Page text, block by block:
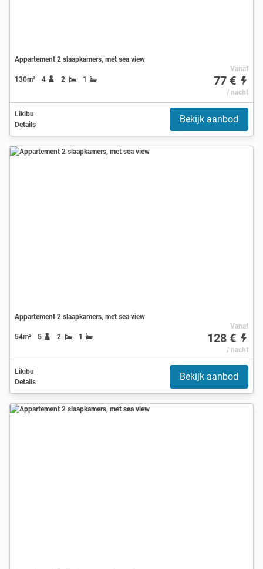
Appartement 2 slaapkamers, met sea view
130m² 4 2 1
Vanaf
77 €
/ nacht
Likibu
Details
Bekijk aanbod
Appartement 2 slaapkamers, met sea view
54m² 5 2 1
Vanaf
128 €
/ nacht
Likibu
Details
Bekijk aanbod